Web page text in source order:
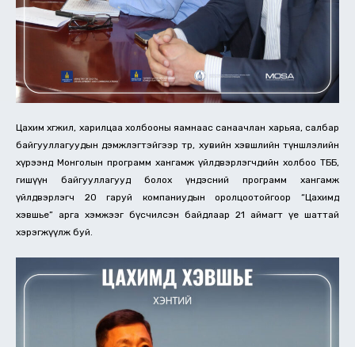
Цахим хөгжил, харилцаа холбооны яамнаас санаачлан харьяа, салбар
байгууллагуудын дэмжлэгтэйгээр төр, хувийн хэвшлийн түншлэлийн
хүрээнд Монголын программ хангамж үйлдвэрлэгчдийн холбоо ТББ,
гишүүн байгууллагууд болох үндэсний программ хангамж
үйлдвэрлэгч 20 гаруй компаниудын оролцоотойгоор “Цахимд
хэвшье” арга хэмжээг бүсчилсэн байдлаар 21 аймагт үе шаттай
хэрэгжүүлж буй.